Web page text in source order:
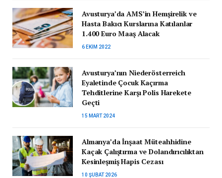
Avusturya’da AMS’in Hemşirelik ve
Hasta Bakıcı Kurslarına Katılanlar
1.400 Euro Maaş Alacak
6 EKIM 2022
Avusturya’nın Niederösterreich
Eyaletinde Çocuk Kaçırma
Tehditlerine Karşı Polis Harekete
Geçti
15 MART 2024
Almanya’da İnşaat Müteahhidine
Kaçak Çalıştırma ve Dolandırıcılıktan
Kesinleşmiş Hapis Cezası
10 ŞUBAT 2026